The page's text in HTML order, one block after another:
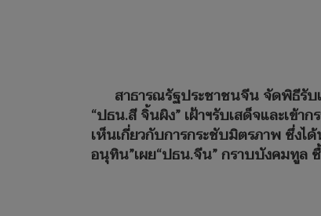
สาธารณรัฐประชาชนจีน จัดพิธีรับ
“ปธน.สี จิ้นผิง” เฝ้าฯรับเสด็จและเ
เห็นเกี่ยวกับการกระชับมิตรภาพ ซึ่งไ
อนุทิน”เผย“ปธน.จีน” กราบบังคมทูล